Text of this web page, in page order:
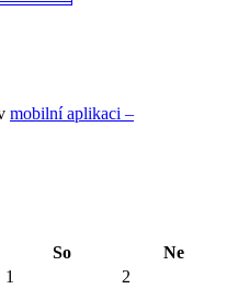
mobilní aplikaci –
So
Ne
1 2